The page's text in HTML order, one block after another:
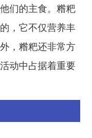
们的主食。糌粑
，它不仅营养丰
，糌粑还非常方
动中占据着重要